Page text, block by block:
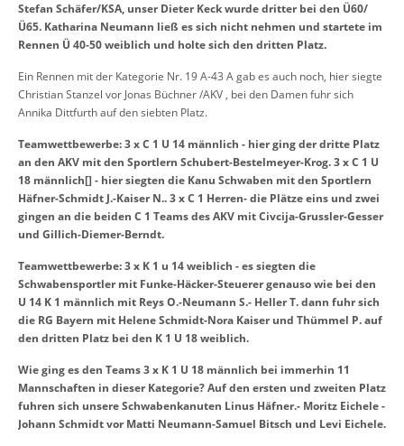
Stefan Schäfer/KSA, unser Dieter Keck wurde dritter bei den Ü60/
Ü65. Katharina Neumann ließ es sich nicht nehmen und startete im
Rennen Ü 40-50 weiblich und holte sich den dritten Platz.
Ein Rennen mit der Kategorie Nr. 19 A-43 A gab es auch noch, hier siegte
Christian Stanzel vor Jonas Büchner /AKV , bei den Damen fuhr sich
Annika Dittfurth auf den siebten Platz.
Teamwettbewerbe: 3 x C 1 U 14 männlich - hier ging der dritte Platz
an den AKV mit den Sportlern Schubert-Bestelmeyer-Krog. 3 x C 1 U
18 männlich[] - hier siegten die Kanu Schwaben mit den Sportlern
Häfner-Schmidt J.-Kaiser N.. 3 x C 1 Herren- die Plätze eins und zwei
gingen an die beiden C 1 Teams des AKV mit Civcija-Grussler-Gesser
und Gillich-Diemer-Berndt.
Teamwettbewerbe: 3 x K 1 u 14 weiblich - es siegten die
Schwabensportler mit Funke-Häcker-Steuerer genauso wie bei den
U 14 K 1 männlich mit Reys O.-Neumann S.- Heller T. dann fuhr sich
die RG Bayern mit Helene Schmidt-Nora Kaiser und Thümmel P. auf
den dritten Platz bei den K 1 U 18 weiblich.
Wie ging es den Teams 3 x K 1 U 18 männlich bei immerhin 11
Mannschaften in dieser Kategorie? Auf den ersten und zweiten Platz
fuhren sich unsere Schwabenkanuten Linus Häfner.- Moritz Eichele -
Johann Schmidt vor Matti Neumann-Samuel Bitsch und Levi Eichele.